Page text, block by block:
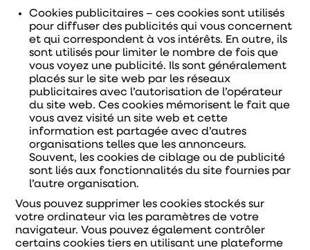
Cookies publicitaires – ces cookies sont utilisés
pour diffuser des publicités qui vous concernent
et qui correspondent à vos intérêts. En outre, ils
sont utilisés pour limiter le nombre de fois que
vous voyez une publicité. Ils sont généralement
placés sur le site web par les réseaux
publicitaires avec l’autorisation de l’opérateur
du site web. Ces cookies mémorisent le fait que
vous avez visité un site web et cette
information est partagée avec d’autres
organisations telles que les annonceurs.
Souvent, les cookies de ciblage ou de publicité
sont liés aux fonctionnalités du site fournies par
l’autre organisation.
Vous pouvez supprimer les cookies stockés sur
votre ordinateur via les paramètres de votre
navigateur. Vous pouvez également contrôler
certains cookies tiers en utilisant une plateforme